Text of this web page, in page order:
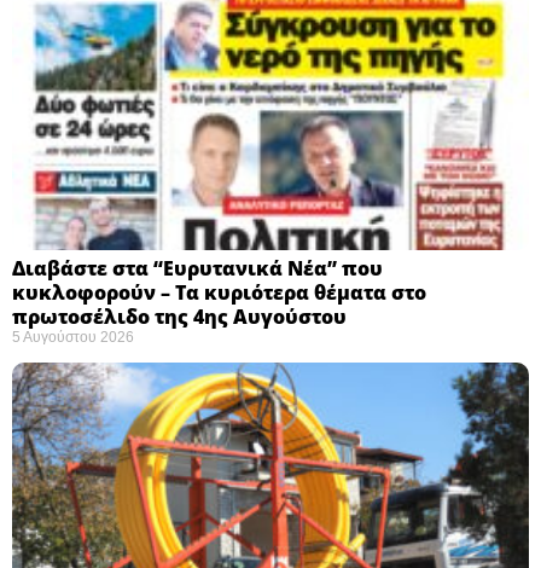
Διαβάστε στα “Ευρυτανικά Νέα” που
κυκλοφορούν – Τα κυριότερα θέματα στο
πρωτοσέλιδο της 4ης Αυγούστου
5 Αυγούστου 2026